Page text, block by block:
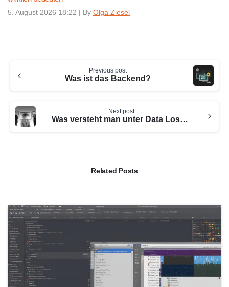
5. August 2026 18:22 | By Olga Ziesel
Reading
Previous post
Was ist das Backend?
Next post
Was versteht man unter Data Loss Prevention?
Related Posts